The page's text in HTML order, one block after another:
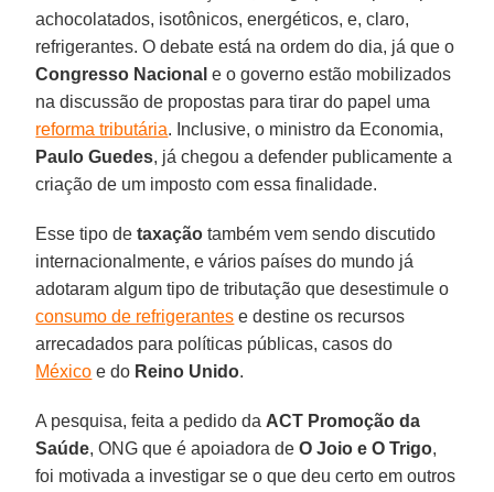
achocolatados, isotônicos, energéticos, e, claro,
refrigerantes. O debate está na ordem do dia, já que o
Congresso Nacional e o governo estão mobilizados
na discussão de propostas para tirar do papel uma
reforma tributária. Inclusive, o ministro da Economia,
Paulo Guedes, já chegou a defender publicamente a
criação de um imposto com essa finalidade.
Esse tipo detaxação também vem sendo discutido
internacionalmente, e vários países do mundo já
adotaram algum tipo de tributação que desestimule o
consumo de refrigerantes e destine os recursos
arrecadados para políticas públicas, casos do
México e do Reino Unido.
A pesquisa, feita a pedido da ACT Promoção da
Saúde, ONG que é apoiadora deO Joio e O Trigo,
foi motivada a investigar se o que deu certo em outros